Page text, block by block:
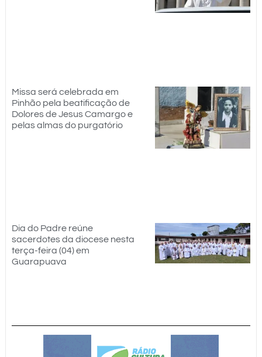
Missa será celebrada em
Pinhão pela beatificação de
Dolores de Jesus Camargo e
pelas almas do purgatório
Dia do Padre reúne
sacerdotes da diocese nesta
terça-feira (04) em
Guarapuava